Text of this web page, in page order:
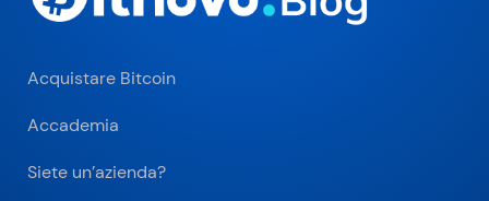
Acquistare Bitcoin
Accademia
Siete un’azienda?